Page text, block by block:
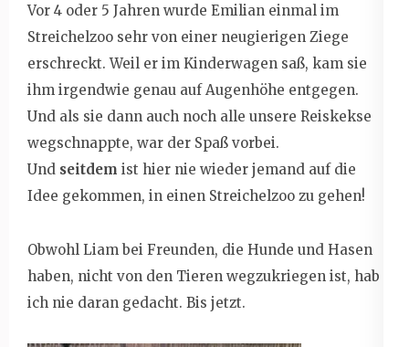
Vor 4 oder 5 Jahren wurde Emilian einmal im
Streichelzoo sehr von einer neugierigen Ziege
erschreckt. Weil er im Kinderwagen saß, kam sie
ihm irgendwie genau auf Augenhöhe entgegen.
Und als sie dann auch noch alle unsere Reiskekse
wegschnappte, war der Spaß vorbei.
Und seitdem ist hier nie wieder jemand auf die
Idee gekommen, in einen Streichelzoo zu gehen!
Obwohl Liam bei Freunden, die Hunde und Hasen
haben, nicht von den Tieren wegzukriegen ist, hab
ich nie daran gedacht. Bis jetzt.